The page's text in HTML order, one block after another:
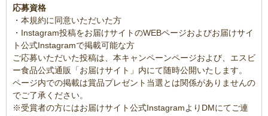
応募資格
・本規約に同意いただいた方
・Instagram投稿をお届けサイトのWEBページおよびお届けサイ
ト公式Instagramで掲載可能な方
ご応募いただいた投稿は、本キャンペーンページおよび、エスビ
ー食品公式通販「お届けサイト」内にて随時公開いたします。
ページ内での掲載は賞品プレゼント当選とは関係がありませんの
でご了承ください。
※受賞者の方にはお届けサイト公式InstagramよりDMにてご連